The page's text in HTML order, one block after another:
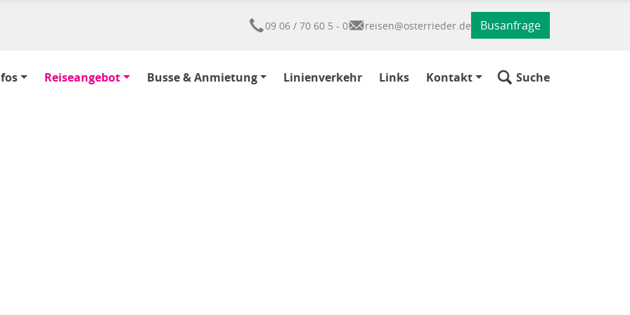
09 06 / 70 60 5 - 0 reisen@osterrieder.de Busanfrage
Reiseangebot Busse & Anmietung Linienverkehr Links Kontakt Suche